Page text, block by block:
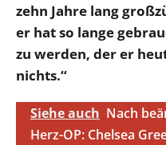
zehn Jahre lang
er hat so lange
zu werden, der er
nichts.“
Siehe auch Nach
Herz-OP: Chelsea